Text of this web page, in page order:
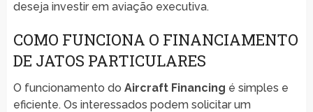
deseja investir em aviação executiva.
COMO FUNCIONA O FINANCIAMENTO
DE JATOS PARTICULARES
O funcionamento do Aircraft Financing é simples e
eficiente. Os interessados podem solicitar um